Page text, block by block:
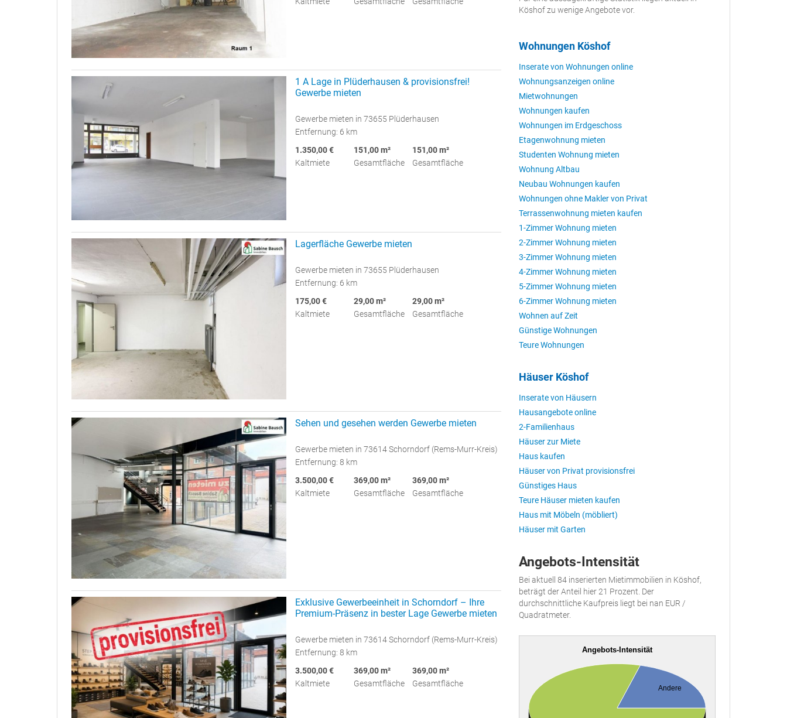
1 A Lage in Plüderhausen & provisionsfrei!
Gewerbe mieten
Gewerbe mieten in 73655 Plüderhausen
Entfernung: 6 km
1.350,00 €
Kaltmiete
151,00 m²
Gesamtfläche
151,00 m²
Gesamtfläche
Lagerfläche Gewerbe mieten
Gewerbe mieten in 73655 Plüderhausen
Entfernung: 6 km
175,00 €
Kaltmiete
29,00 m²
Gesamtfläche
29,00 m²
Gesamtfläche
Sehen und gesehen werden Gewerbe mieten
Gewerbe mieten in 73614 Schorndorf (Rems-Murr-Kreis)
Entfernung: 8 km
3.500,00 €
Kaltmiete
369,00 m²
Gesamtfläche
369,00 m²
Gesamtfläche
Exklusive Gewerbeeinheit in Schorndorf – Ihre
Premium-Präsenz in bester Lage Gewerbe mieten
Gewerbe mieten in 73614 Schorndorf (Rems-Murr-Kreis)
Entfernung: 8 km
3.500,00 €
Kaltmiete
369,00 m²
Gesamtfläche
369,00 m²
Gesamtfläche
Köshof zu wenige Angebote vor.
Wohnungen Köshof
Inserate von Wohnungen online
Wohnungsanzeigen online
Mietwohnungen
Wohnungen kaufen
Wohnungen im Erdgeschoss
Etagenwohnung mieten
Studenten Wohnung mieten
Wohnung Altbau
Neubau Wohnungen kaufen
Wohnungen ohne Makler von Privat
Terrassenwohnung mieten kaufen
1-Zimmer Wohnung mieten
2-Zimmer Wohnung mieten
3-Zimmer Wohnung mieten
4-Zimmer Wohnung mieten
5-Zimmer Wohnung mieten
6-Zimmer Wohnung mieten
Wohnen auf Zeit
Günstige Wohnungen
Teure Wohnungen
Häuser Köshof
Inserate von Häusern
Hausangebote online
2-Familienhaus
Häuser zur Miete
Haus kaufen
Häuser von Privat provisionsfrei
Günstiges Haus
Teure Häuser mieten kaufen
Haus mit Möbeln (möbliert)
Häuser mit Garten
Angebots-Intensität
Bei aktuell 84 inserierten Mietimmobilien in Köshof,
beträgt der Anteil hier 21 Prozent. Der
durchschnittliche Kaufpreis liegt bei nan EUR /
Quadratmeter.
Angebots-Intensität
Andere